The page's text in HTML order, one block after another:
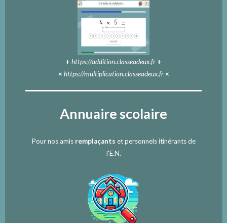
+ https://addition.classeadeux.fr +
× https://multiplication.classeadeux.fr×
Annuaire scolaire
Pour nos amis remplaçants et personnels itinérants de
l'E.N.